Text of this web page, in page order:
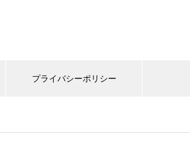
プライバシーポリシー